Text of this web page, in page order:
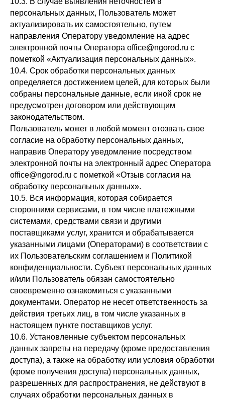
персональных данных, Пользователь может
актуализировать их самостоятельно, путем
направления Оператору уведомление на адрес
электронной почты Оператора office@ngorod.ru с
пометкой «Актуализация персональных данных».
10.4. Срок обработки персональных данных
определяется достижением целей, для которых были
собраны персональные данные, если иной срок не
предусмотрен договором или действующим
законодательством.
Пользователь может в любой момент отозвать свое
согласие на обработку персональных данных,
направив Оператору уведомление посредством
электронной почты на электронный адрес Оператора
office@ngorod.ru с пометкой «Отзыв согласия на
обработку персональных данных».
10.5. Вся информация, которая собирается
сторонними сервисами, в том числе платежными
системами, средствами связи и другими
поставщиками услуг, хранится и обрабатывается
указанными лицами (Операторами) в соответствии с
их Пользовательским соглашением и Политикой
конфиденциальности. Субъект персональных данных
и/или Пользователь обязан самостоятельно
своевременно ознакомиться с указанными
документами. Оператор не несет ответственность за
действия третьих лиц, в том числе указанных в
настоящем пункте поставщиков услуг.
10.6. Установленные субъектом персональных
данных запреты на передачу (кроме предоставления
доступа), а также на обработку или условия обработки
(кроме получения доступа) персональных данных,
разрешенных для распространения, не действуют в
случаях обработки персональных данных в